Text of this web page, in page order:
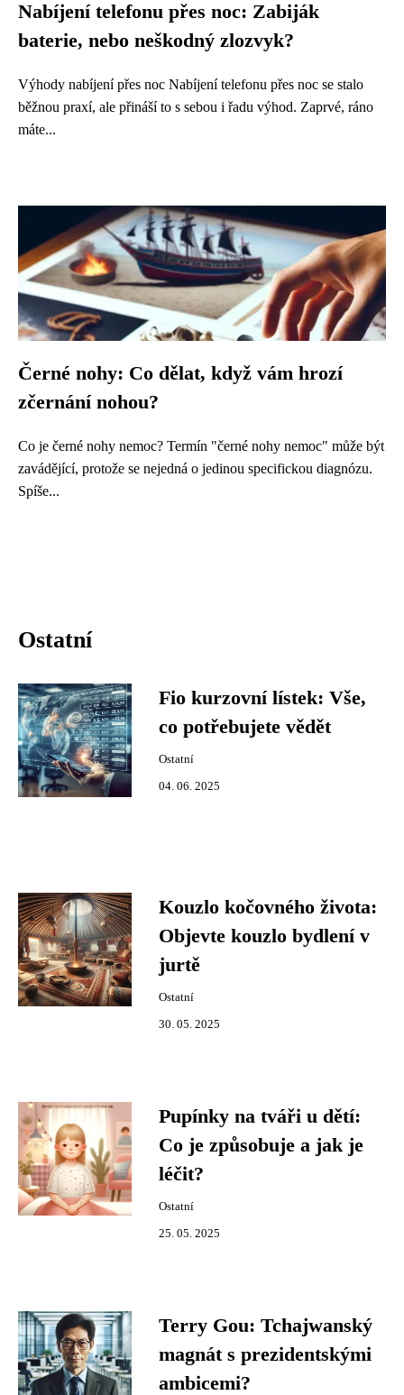
Nabíjení telefonu přes noc: Zabiják
baterie, nebo neškodný zlozvyk?
Výhody nabíjení přes noc Nabíjení telefonu přes noc se stalo
běžnou praxí, ale přináší to s sebou i řadu výhod. Zaprvé, ráno
máte...
Černé nohy: Co dělat, když vám hrozí
zčernání nohou?
Co je černé nohy nemoc? Termín "černé nohy nemoc" může být
zavádějící, protože se nejedná o jedinou specifickou diagnózu.
Spíše...
Ostatní
Fio kurzovní lístek: Vše,
co potřebujete vědět
Ostatní
04. 06. 2025
Kouzlo kočovného života:
Objevte kouzlo bydlení v
jurtě
Ostatní
30. 05. 2025
Pupínky na tváři u dětí:
Co je způsobuje a jak je
léčit?
Ostatní
25. 05. 2025
Terry Gou: Tchajwanský
magnát s prezidentskými
ambicemi?